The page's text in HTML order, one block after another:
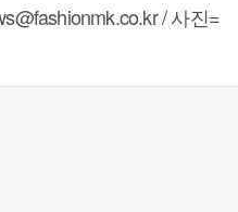
/ 사진=